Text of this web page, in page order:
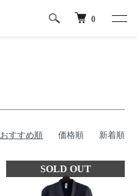
0
おすすめ順 価格順 新着順